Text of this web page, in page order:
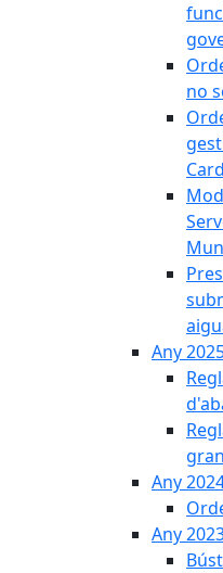
no
Any
gran
Any
Any